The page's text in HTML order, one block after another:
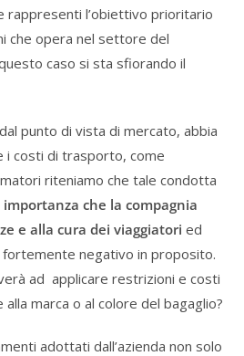
rappresenti l’obiettivo prioritario
che opera nel settore del
caso si sta sfiorando il
punto di vista di mercato, abbia
i costi di trasporto, come
riteniamo che tale condotta
importanza che la compagnia
e alla cura dei viaggiatoried
fortemente negativo in proposito.
ad applicare restrizioni e costi
alla marca o al colore del bagaglio?
adottati dall’azienda non solo